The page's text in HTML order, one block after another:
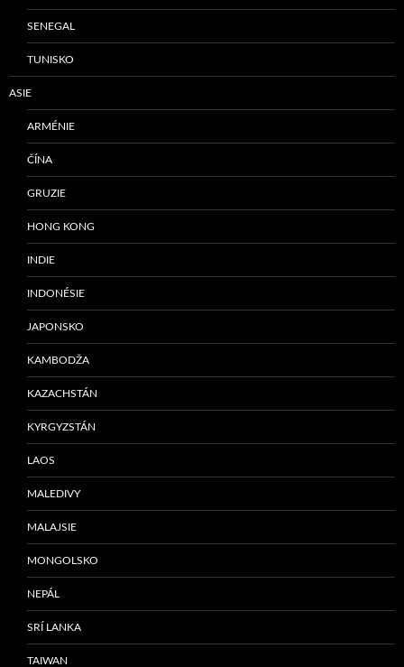
SENEGAL
TUNISKO
ASIE
ARMÉNIE
ČÍNA
GRUZIE
HONG KONG
INDIE
INDONÉSIE
JAPONSKO
KAMBODŽA
KAZACHSTÁN
KYRGYZSTÁN
LAOS
MALEDIVY
MALAJSIE
MONGOLSKO
NEPÁL
SRÍ LANKA
TAIWAN